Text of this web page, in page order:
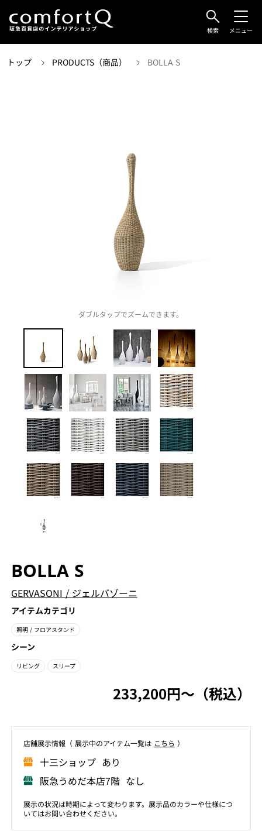
検索 メニュー
トップ PRODUCTS（商品） BOLLA S
ダブルタップでズームできます。
BOLLA S
GERVASONI / ジェルバゾーニ
アイテムカテゴリ
照明 / フロアスタンド
シーン
リビング スリープ
233,200円〜（税込）
店舗展⽰情報（ 展⽰中のアイテム⼀覧は こちら ）
⼗三ショップ あり
阪急うめだ本店7階 なし
展示の状況は時期によって変わります。展示品のカラーや仕様につ
いてはお問い合わせください。